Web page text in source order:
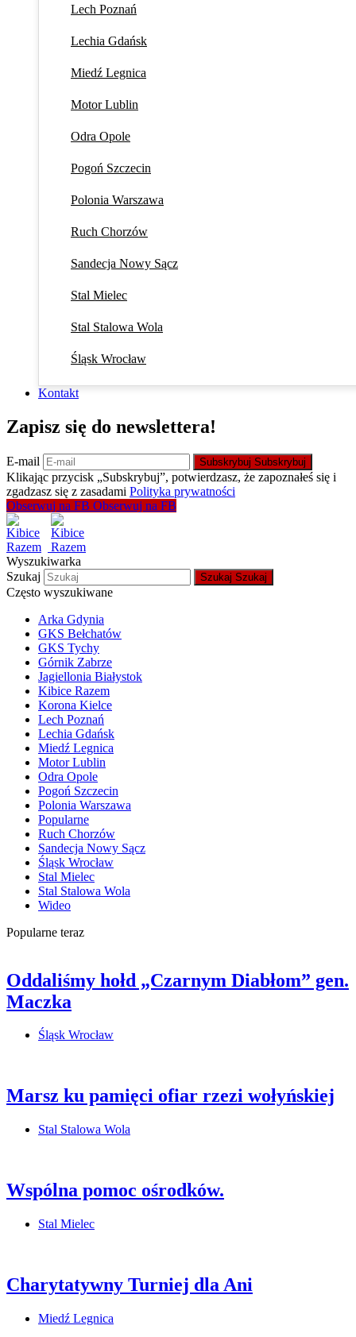
Lech Poznań
Lechia Gdańsk
Miedź Legnica
Motor Lublin
Odra Opole
Pogoń Szczecin
Polonia Warszawa
Ruch Chorzów
Sandecja Nowy Sącz
Stal Mielec
Stal Stalowa Wola
Śląsk Wrocław
Kontakt
Zapisz się do newslettera!
E-mail Subskrybuj Subskrybuj
Klikając przycisk „Subskrybuj”, potwierdzasz, że zapoznałeś się i
zgadzasz się z zasadami Polityka prywatności
Obserwuj na FB Obserwuj na FB
Wyszukiwarka
Szukaj
Szukaj Szukaj
Często wyszukiwane
Arka Gdynia
GKS Bełchatów
GKS Tychy
Górnik Zabrze
Jagiellonia Białystok
Kibice Razem
Korona Kielce
Lech Poznań
Lechia Gdańsk
Miedź Legnica
Motor Lublin
Odra Opole
Pogoń Szczecin
Polonia Warszawa
Popularne
Ruch Chorzów
Sandecja Nowy Sącz
Śląsk Wrocław
Stal Mielec
Stal Stalowa Wola
Wideo
Popularne teraz
Oddaliśmy hołd „Czarnym Diabłom” gen.
Maczka
Śląsk Wrocław
Marsz ku pamięci ofiar rzezi wołyńskiej
Stal Stalowa Wola
Wspólna pomoc ośrodków.
Stal Mielec
Charytatywny Turniej dla Ani
Miedź Legnica